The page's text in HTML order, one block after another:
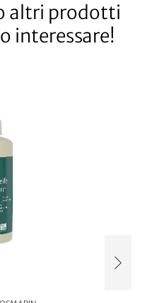
altri prodotti
interessare!